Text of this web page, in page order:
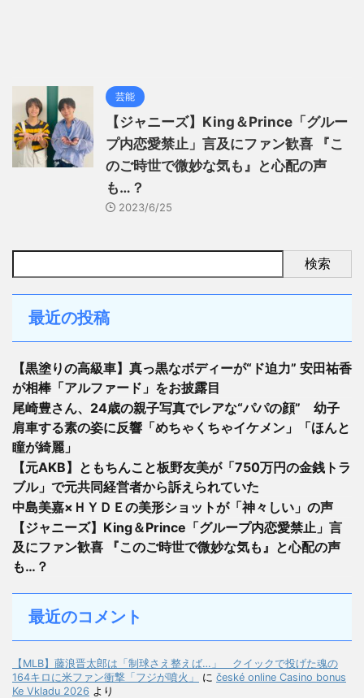
芸能
【ジャニーズ】King＆Prince「グルー
プ内恋愛禁止」言及にファン歓喜 『こ
のご時世で微妙な気も』と心配の声
も…？
2023/6/25
検索
最近の投稿
【黒塗りの高級車】真っ黒なボディーが“ド迫力” 安田祐香
が相棒「アルファード」をお披露目
尾崎豊さん、24歳の親子写真でレアな“パパの顔” 幼子
肩車する素の姿に反響「めちゃくちゃイケメン」「ほんと
瞳が綺麗」
【元AKB】ともちんこと板野友美が「750万円の金銭トラ
ブル」で元共同経営者から訴えられていた
中島美嘉×ＨＹＤＥの美形ショットが「神々しい」の声
【ジャニーズ】King＆Prince「グループ内恋愛禁止」言
及にファン歓喜 『このご時世で微妙な気も』と心配の声
も…？
最近のコメント
【MLB】藤浪晋太郎は「制球さえ整えば…」 クイックで投げた魂の
164キロに米ファン衝撃「フジが噴火」
に české online Casino bonus
Ke Vkladu 2026 より